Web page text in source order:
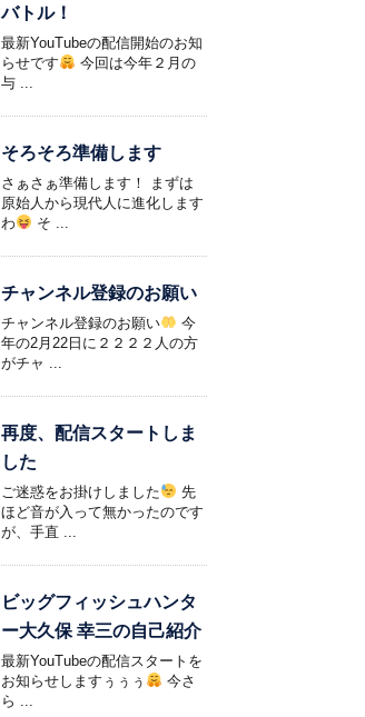
バトル！
最新YouTubeの配信開始のお知
らせです
今回は今年２月の
与 ...
そろそろ準備します
さぁさぁ準備します！ まずは
原始人から現代人に進化します
わ
そ ...
チャンネル登録のお願い
チャンネル登録のお願い
今
年の2月22日に２２２２人の方
がチャ ...
再度、配信スタートしま
した
ご迷惑をお掛けしました
先
ほど音が入って無かったのです
が、手直 ...
ビッグフィッシュハンタ
ー大久保 幸三の自己紹介
最新YouTubeの配信スタートを
お知らせしますぅぅぅ
今さ
ら ...